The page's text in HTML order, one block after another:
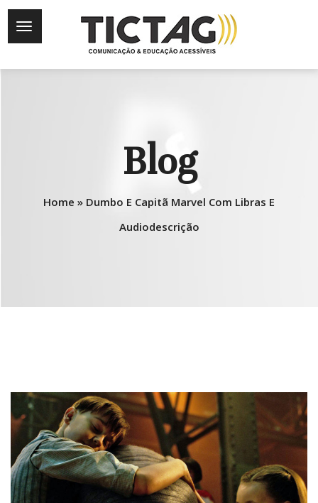
Blog
Home » Dumbo E Capitã Marvel Com Libras E
Audiodescrição